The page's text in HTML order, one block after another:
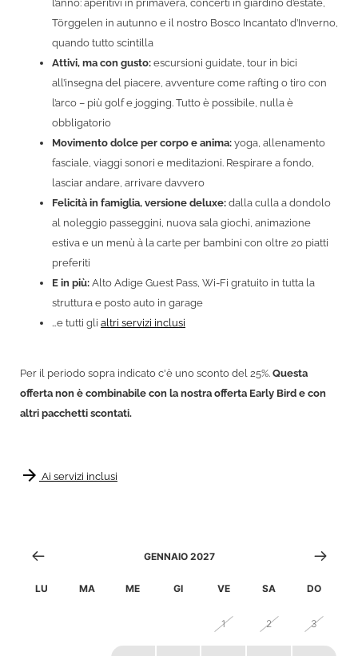
l’anno: aperitivi in primavera, concerti in giardino d’estate,
Törggelen in autunno e il nostro Bosco Incantato d’Inverno,
quando tutto scintilla
Attivi, ma con gusto: escursioni guidate, tour in bici
all’insegna del piacere, avventure come rafting o tiro con
l’arco – più golf e jogging. Tutto è possibile, nulla è
obbligatorio
Movimento dolce per corpo e anima: yoga, allenamento
fasciale, viaggi sonori e meditazioni. Respirare a fondo,
lasciar andare, arrivare davvero
Felicità in famiglia, versione deluxe: dalla culla a dondolo
al noleggio passeggini, nuova sala giochi, animazione
estiva e un menù à la carte per bambini con oltre 20 piatti
preferiti
E in più: Alto Adige Guest Pass, Wi-Fi gratuito in tutta la
struttura e posto auto in garage
…e tutti gli altri servizi inclusi
Per il periodo sopra indicato c'è uno sconto del 25%. Questa
offerta non è combinabile con la nostra offerta Early Bird e con
altri pacchetti scontati.
arrow_forward Ai servizi inclusi
GENNAIO 2027
LU MA ME GI VE SA DO
1 2 3